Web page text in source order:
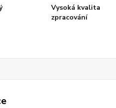
Vysoká kvalita
zpracování